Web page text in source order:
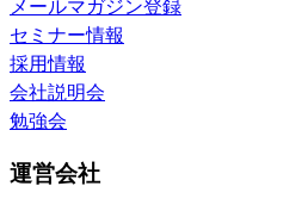
セミナー情報
採用情報
会社説明会
勉強会
運営会社